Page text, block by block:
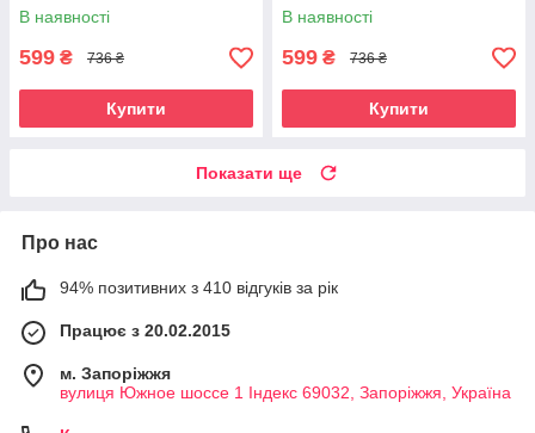
В наявності
599 ₴ 736 ₴
Купити
В наявності
599 ₴ 736 ₴
Купити
Показати ще
Про нас
94% позитивних з 410 відгуків за рік
Працює з 20.02.2015
м. Запоріжжя
вулиця Южное шоссе 1 Індекс 69032, Запоріжжя, Україна